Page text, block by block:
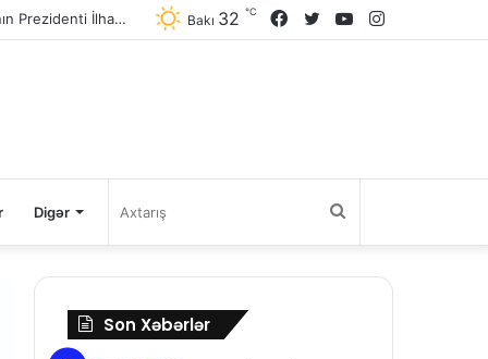
YouTube
Twitter
Facebook
Bakı 32 ℃
Digər Axtarış
Son Xəbərlər